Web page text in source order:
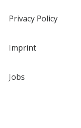
Privacy Policy
Imprint
Jobs